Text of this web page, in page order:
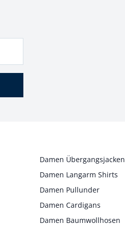
Damen Übergangsjacken
Damen Langarm Shirts
Damen Pullunder
Damen Cardigans
Damen Baumwollhosen